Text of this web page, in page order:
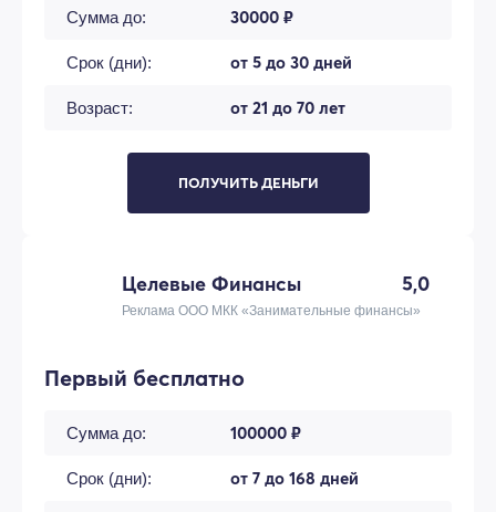
Сумма до: 30000 ₽
Срок (дни): от 5 до 30 дней
Возраст: от 21 до 70 лет
ПОЛУЧИТЬ ДЕНЬГИ
Целевые Финансы 5,0
Реклама ООО МКК «Занимательные финансы»
Первый бесплатно
Сумма до: 100000 ₽
Срок (дни): от 7 до 168 дней